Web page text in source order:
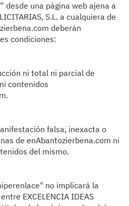
desde una página web ajena a
S.L. a cualquiera de
deberán
condiciones:
ni total ni parcial de
contenidos
falsa, inexacta o
de enAbantozierbena.com ni
del mismo.
no implicará la
EXCELENCIA IDEAS